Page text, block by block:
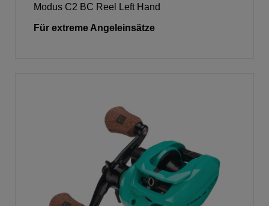
Modus C2 BC Reel Left Hand
Für extreme Angeleinsätze